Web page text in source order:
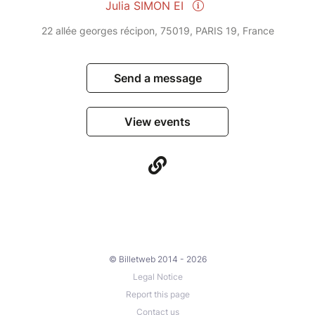
Julia SIMON EI
22 allée georges récipon, 75019, PARIS 19, France
Send a message
View events
© Billetweb 2014 - 2026
Legal Notice
Report this page
Contact us